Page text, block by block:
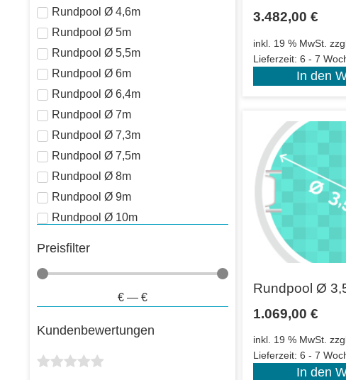
Rundpool Ø 4,6m
Rundpool Ø 5m
Rundpool Ø 5,5m
Rundpool Ø 6m
Rundpool Ø 6,4m
Rundpool Ø 7m
Rundpool Ø 7,3m
Rundpool Ø 7,5m
Rundpool Ø 8m
Rundpool Ø 9m
Rundpool Ø 10m
Preisfilter
€ — €
Kundenbewertungen
3.482,00 €
inkl. 19 % MwSt.
Lieferzeit: 6 - 7
In den
Rundpool Ø
1.069,00 €
inkl. 19 % MwSt.
Lieferzeit: 6 - 7
In den